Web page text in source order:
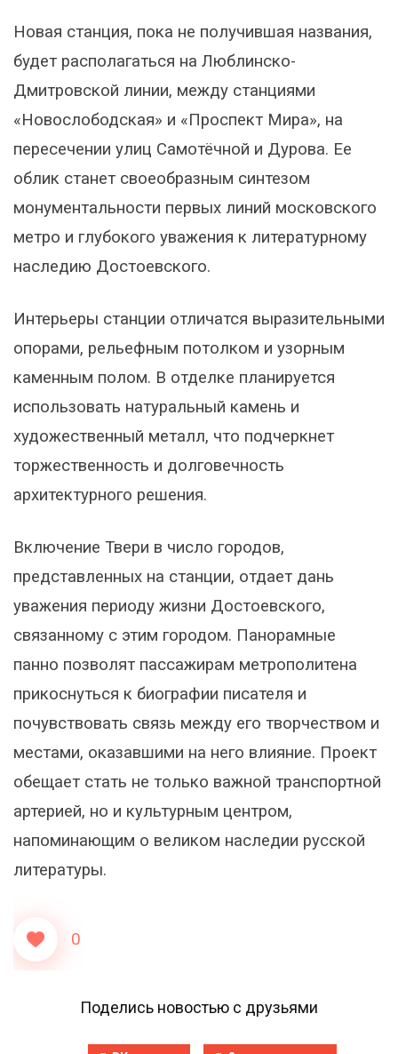
Новая станция, пока не получившая названия,
будет располагаться на Люблинско-
Дмитровской линии, между станциями
«Новослободская» и «Проспект Мира», на
пересечении улиц Самотёчной и Дурова. Ее
облик станет своеобразным синтезом
монументальности первых линий московского
метро и глубокого уважения к литературному
наследию Достоевского.
Интерьеры станции отличатся выразительными
опорами, рельефным потолком и узорным
каменным полом. В отделке планируется
использовать натуральный камень и
художественный металл, что подчеркнет
торжественность и долговечность
архитектурного решения.
Включение Твери в число городов,
представленных на станции, отдает дань
уважения периоду жизни Достоевского,
связанному с этим городом. Панорамные
панно позволят пассажирам метрополитена
прикоснуться к биографии писателя и
почувствовать связь между его творчеством и
местами, оказавшими на него влияние. Проект
обещает стать не только важной транспортной
артерией, но и культурным центром,
напоминающим о великом наследии русской
литературы.
0
Поделись новостью с друзьями